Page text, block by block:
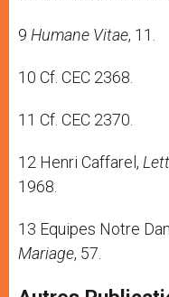
9 Humane Vitae, 11.
10 Cf. CEC 2368.
11 Cf. CEC 2370.
12 Henri Caffarel,
1968.
13 Equipes Notre
Mariage, 57.